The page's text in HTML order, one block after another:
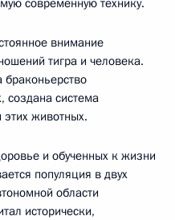
внимание
тигра и человека.
браконьерство
создана система
этих животных.
и обученных к жизни
популяция в двух
области
исторически,